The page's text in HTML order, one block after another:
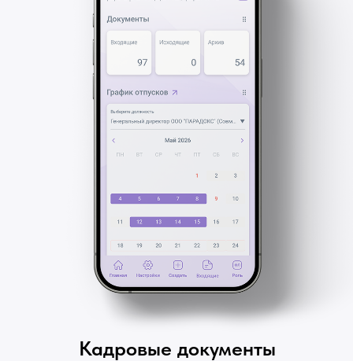
Кадровые документы